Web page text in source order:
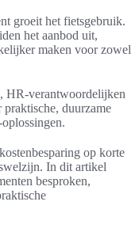
groeit het fietsgebruik.
het aanbod uit,
maken voor zowel
HR-verantwoordelijken
praktische, duurzame
op korte
In dit artikel
besproken,